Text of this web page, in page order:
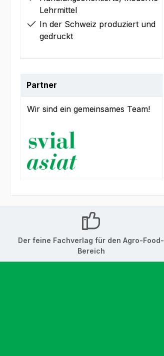
Lehrmittel
In der Schweiz produziert und
gedruckt
Partner
Wir sind ein gemeinsames Team!
Der feine Fachverlag für den Agro-Food-
Bereich